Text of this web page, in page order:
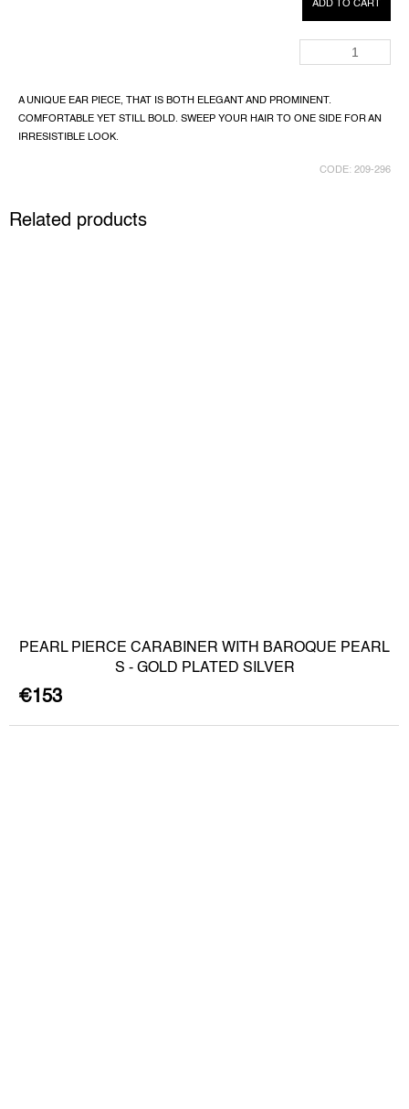
ADD TO CART
A UNIQUE EAR PIECE, THAT IS BOTH ELEGANT AND PROMINENT.
COMFORTABLE YET STILL BOLD. SWEEP YOUR HAIR TO ONE SIDE FOR AN
IRRESISTIBLE LOOK.
CODE: 209-296
Related products
PEARL PIERCE CARABINER WITH BAROQUE PEARL
S - GOLD PLATED SILVER
€153